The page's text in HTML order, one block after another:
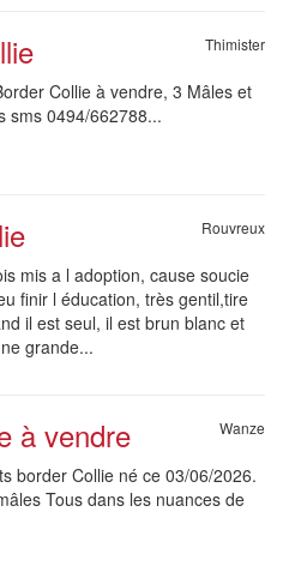
Thimister
Collie à vendre, 3 Mâles et
sms 0494/662788...
Rouvreux
mis a l adoption, cause soucie
finir l éducation, très gentil,tire
il est seul, il est brun blanc et
grande...
à vendre Wanze
border Collie né ce 03/06/2026.
Tous dans les nuances de